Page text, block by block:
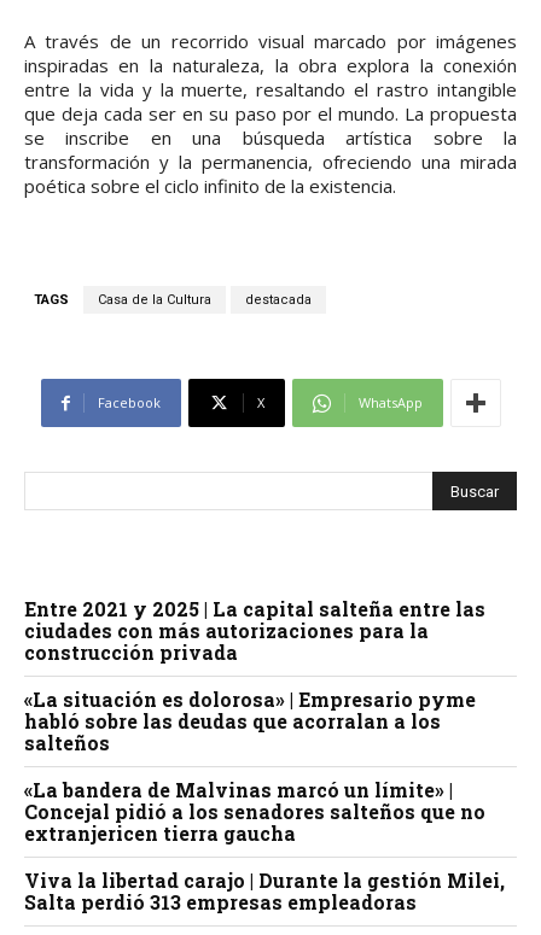
A través de un recorrido visual marcado por imágenes
inspiradas en la naturaleza, la obra explora la conexión
entre la vida y la muerte, resaltando el rastro intangible
que deja cada ser en su paso por el mundo. La propuesta
se inscribe en una búsqueda artística sobre la
transformación y la permanencia, ofreciendo una mirada
poética sobre el ciclo infinito de la existencia.
TAGS Casa de la Cultura destacada
Facebook X WhatsApp
Entre 2021 y 2025 | La capital salteña entre las
ciudades con más autorizaciones para la
construcción privada
«La situación es dolorosa» | Empresario pyme
habló sobre las deudas que acorralan a los
salteños
«La bandera de Malvinas marcó un límite» |
Concejal pidió a los senadores salteños que no
extranjericen tierra gaucha
Viva la libertad carajo | Durante la gestión Milei,
Salta perdió 313 empresas empleadoras